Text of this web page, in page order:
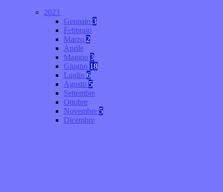
2023
Gennaio 3
Febbraio
Marzo 2
Aprile
Maggio 3
Giugno 18
Luglio 6
Agosto 5
Settembre
Ottobre
Novembre 5
Dicembre